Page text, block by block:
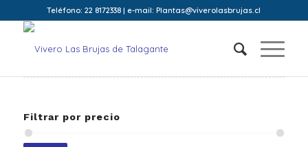
Teléfono: 22 8172338 | e-mail: Plantas@viverolasbrujas.cl
Filtrar por precio